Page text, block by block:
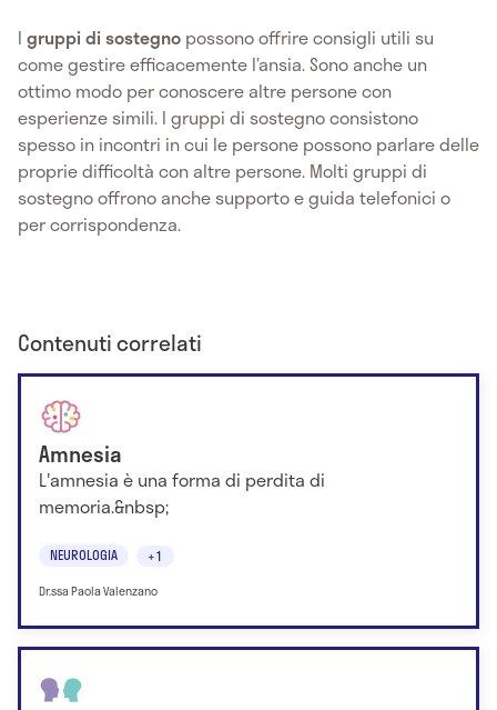
I gruppi di sostegno possono offrire consigli utili su
come gestire efficacemente l’ansia. Sono anche un
ottimo modo per conoscere altre persone con
esperienze simili. I gruppi di sostegno consistono
spesso in incontri in cui le persone possono parlare delle
proprie difficoltà con altre persone. Molti gruppi di
sostegno offrono anche supporto e guida telefonici o
per corrispondenza.
Contenuti correlati
Amnesia
L'amnesia è una forma di perdita di
memoria.&nbsp;
NEUROLOGIA +1
Dr.ssa Paola Valenzano